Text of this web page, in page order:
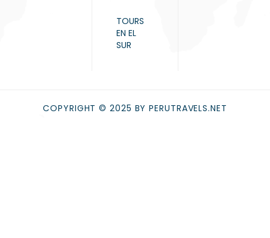
TOURS
EN EL
SUR
COPYRIGHT © 2025 BY PERUTRAVELS.NET